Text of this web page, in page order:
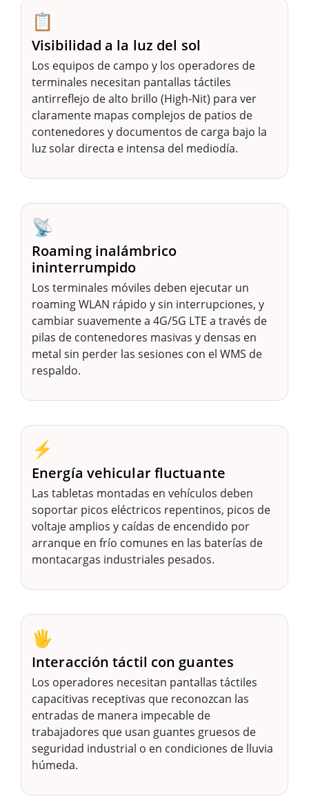
📋
Visibilidad a la luz del sol
Los equipos de campo y los operadores de
terminales necesitan pantallas táctiles
antirreflejo de alto brillo (High-Nit) para ver
claramente mapas complejos de patios de
contenedores y documentos de carga bajo la
luz solar directa e intensa del mediodía.
📡
Roaming inalámbrico
ininterrumpido
Los terminales móviles deben ejecutar un
roaming WLAN rápido y sin interrupciones, y
cambiar suavemente a 4G/5G LTE a través de
pilas de contenedores masivas y densas en
metal sin perder las sesiones con el WMS de
respaldo.
⚡
Energía vehicular fluctuante
Las tabletas montadas en vehículos deben
soportar picos eléctricos repentinos, picos de
voltaje amplios y caídas de encendido por
arranque en frío comunes en las baterías de
montacargas industriales pesados.
🖐️
Interacción táctil con guantes
Los operadores necesitan pantallas táctiles
capacitivas receptivas que reconozcan las
entradas de manera impecable de
trabajadores que usan guantes gruesos de
seguridad industrial o en condiciones de lluvia
húmeda.